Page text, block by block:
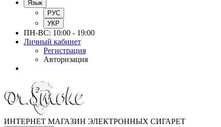
Язык
РУС
УКР
ПН-ВС: 10:00 - 19:00
Личный кабинет
Регистрация
Авторизация
ИНТЕРНЕТ МАГАЗИН ЭЛЕКТРОННЫХ СИГАРЕТ